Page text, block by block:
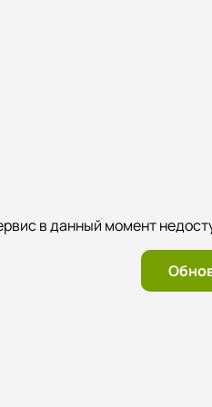
в данный момент